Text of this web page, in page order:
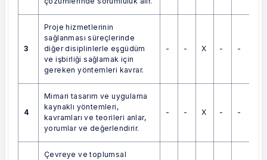
3
Proje hizmetlerinin
sağlanması süreçlerinde
diğer disiplinlerle eşgüdüm
ve işbirliği sağlamak için
gereken yöntemleri kavrar.
- - X - -
4
Mimari tasarım ve uygulama
kaynaklı yöntemleri,
kavramları ve teorileri anlar,
yorumlar ve değerlendirir.
- - X - -
Çevreye ve toplumsal